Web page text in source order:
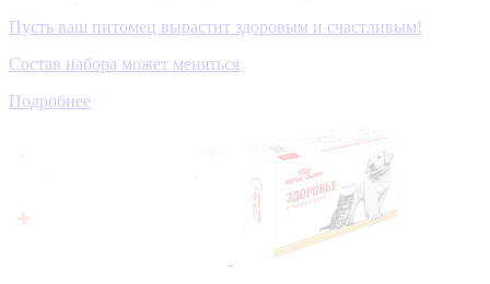
Пусть ваш питомец вырастит здоровым и счастливым!
Состав набора может меняться
Подробнее